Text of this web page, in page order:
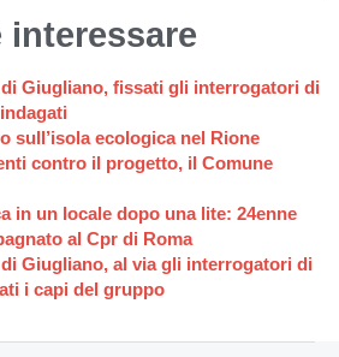
interessare
di Giugliano, fissati gli interrogatori di
sull’isola ecologica nel Rione
contro il progetto, il Comune
in un locale dopo una lite: 24enne
al Cpr di Roma
Giugliano, al via gli interrogatori di
i capi del gruppo